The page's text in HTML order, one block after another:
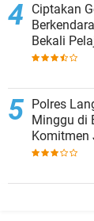
Ciptakan
Bekali
Polres
Minggu di
Komitmen
Beragama.